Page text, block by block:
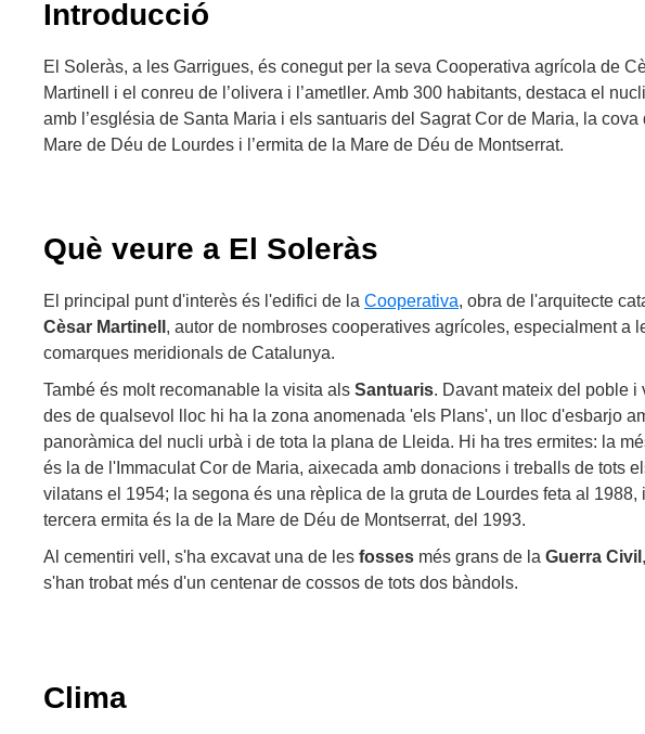
Introducció
El Soleràs, a les Garrigues, és conegut per la seva Cooperativa agrícola de
Martinell i el conreu de l’olivera i l’ametller. Amb 300 habitants, destaca el
amb l’església de Santa Maria i els santuaris del Sagrat Cor de Maria, la cova
Mare de Déu de Lourdes i l’ermita de la Mare de Déu de Montserrat.
Què veure a El Soleràs
El principal punt d'interès és l'edifici de la Cooperativa, obra de l'arquitecte
Cèsar Martinell , autor de nombroses cooperatives agrícoles, especialment a
comarques meridionals de Catalunya.
També és molt recomanable la visita als Santuaris. Davant mateix del poble i
des de qualsevol lloc hi ha la zona anomenada 'els Plans', un lloc d'esbarjo
panoràmica del nucli urbà i de tota la plana de Lleida. Hi ha tres ermites: la
és la de l'Immaculat Cor de Maria, aixecada amb donacions i treballs de tots
vilatans el 1954; la segona és una rèplica de la gruta de Lourdes feta al 1988,
tercera ermita és la de la Mare de Déu de Montserrat, del 1993.
Al cementiri vell, s'ha excavat una de les fosses més grans de la Guerra Civil
s'han trobat més d'un centenar de cossos de tots dos bàndols.
Clima